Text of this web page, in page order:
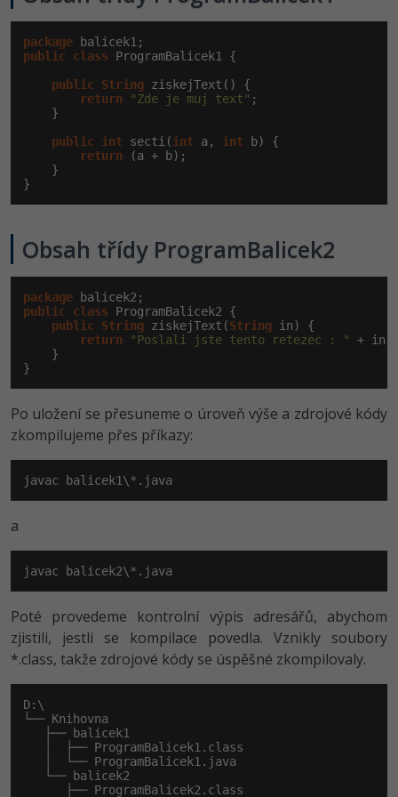
package
public
class ProgramBalicek1 {
public
String ziskejText() {
return
"Zde je muj text" ;
    }
public
int secti(int a, int b) {
return (a + b);
    }
}
Obsah třídy ProgramBalicek2
package
public
class ProgramBalicek2 {
public
String ziskejText(String in) {
return
"Poslali jste tento retezec : "
+ in;
    }
}
Po uložení se přesuneme o úroveň výše a zdrojové kódy
zkompilujeme přes příkazy:
javac balicek1\*.java
a
javac balicek2\*.java
Poté provedeme kontrolní výpis adresářů, abychom
zjistili, jestli se kompilace povedla. Vznikly soubory
*.class, takže zdrojové kódy se úspěšné zkompilovaly.
D:\
└── Knihovna
   ├── balicek1
   │  ├── ProgramBalicek1.class
   │  └── ProgramBalicek1.java
   └── balicek2
      ├── ProgramBalicek2.class